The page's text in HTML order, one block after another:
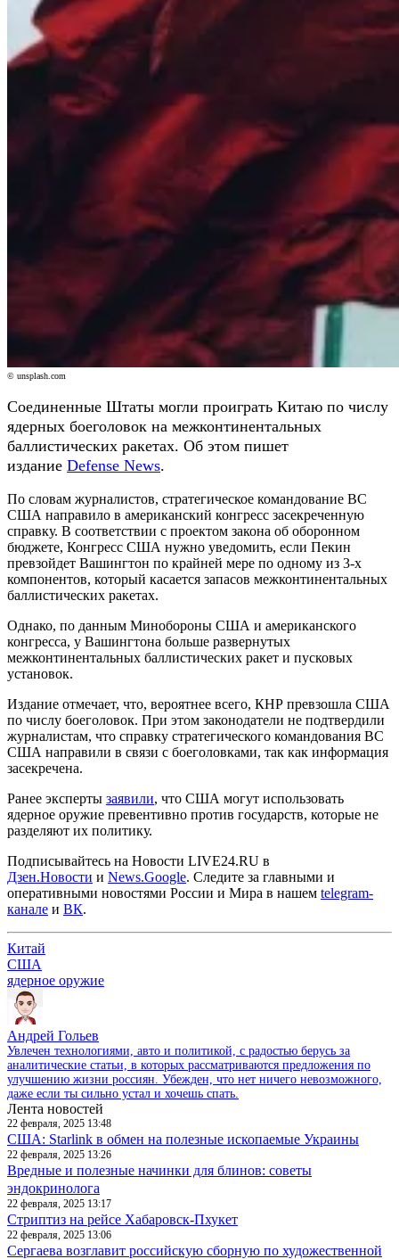
© unsplash.com
Соединенные Штаты могли проиграть Китаю по числу
ядерных боеголовок на межконтинентальных
баллистических ракетах. Об этом пишет
издание Defense News.
По словам журналистов, стратегическое командование ВС
США направило в американский конгресс засекреченную
справку. В соответствии с проектом закона об оборонном
бюджете, Конгресс США нужно уведомить, если Пекин
превзойдет Вашингтон по крайней мере по одному из 3-х
компонентов, который касается запасов межконтинентальных
баллистических ракетах.
Однако, по данным Минобороны США и американского
конгресса, у Вашингтона больше развернутых
межконтинентальных баллистических ракет и пусковых
установок.
Издание отмечает, что, вероятнее всего, КНР превзошла США
по числу боеголовок. При этом законодатели не подтвердили
журналистам, что справку стратегического командования ВС
США направили в связи с боеголовками, так как информация
засекречена.
Ранее эксперты заявили, что США могут использовать
ядерное оружие превентивно против государств, которые не
разделяют их политику.
Подписывайтесь на Новости LIVE24.RU в
Дзен.Новости и News.Google. Следите за главными и
оперативными новостями России и Мира в нашем telegram-
канале и ВК.
Китай
США
ядерное оружие
Андрей Гольев
Увлечен технологиями, авто и политикой, с радостью берусь за
аналитические статьи, в которых рассматриваются предложения по
улучшению жизни россиян. Убежден, что нет ничего невозможного,
даже если ты сильно устал и хочешь спать.
Лента новостей
22 февраля, 2025 13:48
США: Starlink в обмен на полезные ископаемые Украины
22 февраля, 2025 13:26
Вредные и полезные начинки для блинов: советы
эндокринолога
22 февраля, 2025 13:17
Стриптиз на рейсе Хабаровск-Пхукет
22 февраля, 2025 13:06
Сергаева возглавит российскую сборную по художественной